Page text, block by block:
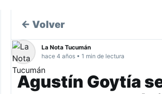
← Volver
La Nota Tucumán
hace 4 años • 1 min de lectura
Agustín Goytía